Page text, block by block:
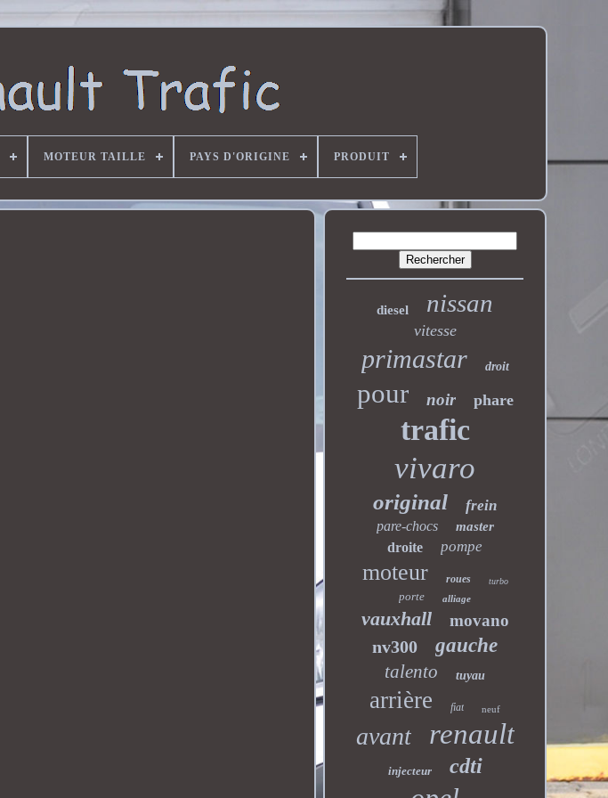
MOTEUR TAILLE PAYS D'ORIGINE PRODUIT
diesel nissan
vitesse
primastar droit
pour noir phare
trafic
vivaro
original frein
pare-chocs master
droite pompe
moteur roues turbo
porte alliage
vauxhall movano
nv300 gauche
talento tuyau
arrière fiat neuf
avant renault
injecteur cdti